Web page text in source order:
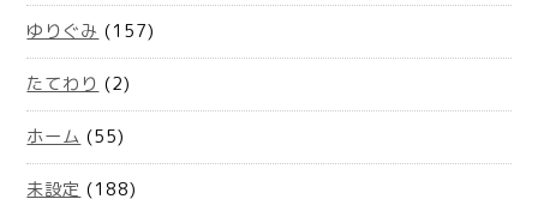
ゆりぐみ (157)
たてわり (2)
ホーム (55)
未設定 (188)